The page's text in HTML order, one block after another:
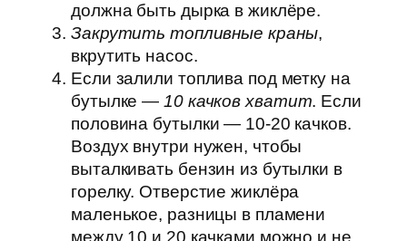
должна быть дырка в жиклёре.
Закрутить топливные краны,
вкрутить насос.
Если залили топлива под метку на
бутылке —10 качков хватит. Если
половина бутылки — 10-20 качков.
Воздух внутри нужен, чтобы
выталкивать бензин из бутылки в
горелку. Отверстие жиклёра
маленькое, разницы в пламени